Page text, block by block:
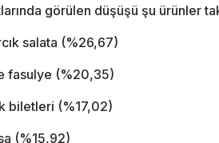
görülen düşüşü şu ürünler
salata (%26,67)
fasulye (%20,35)
biletleri (%17,02)
(%15,92)